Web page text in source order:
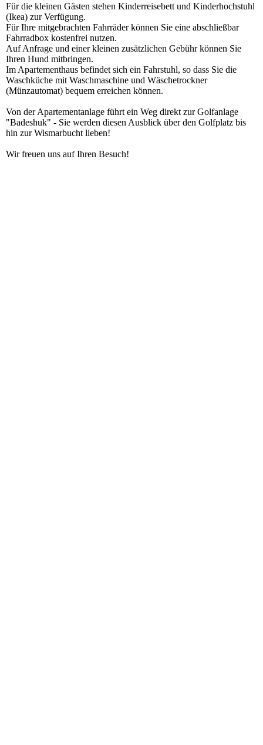
Für die kleinen Gästen stehen Kinderreisebett und Kinderhochstuhl
(Ikea) zur Verfügung.
Für Ihre mitgebrachten Fahrräder können Sie eine abschließbar
Fahrradbox kostenfrei nutzen.
Auf Anfrage und einer kleinen zusätzlichen Gebühr können Sie
Ihren Hund mitbringen.
Im Apartementhaus befindet sich ein Fahrstuhl, so dass Sie die
Waschküche mit Waschmaschine und Wäschetrockner
(Münzautomat) bequem erreichen können.
Von der Apartementanlage führt ein Weg direkt zur Golfanlage
"Badeshuk" - Sie werden diesen Ausblick über den Golfplatz bis
hin zur Wismarbucht lieben!
Wir freuen uns auf Ihren Besuch!